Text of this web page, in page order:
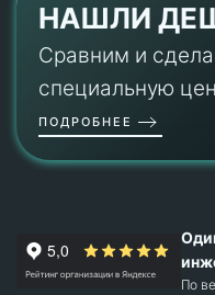
НАШЛИ
Сравним и
специальную
ПОДРОБНЕЕ
По